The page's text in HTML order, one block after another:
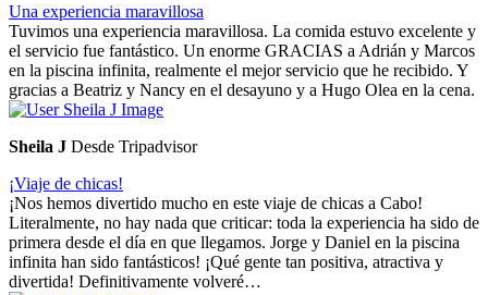
Una experiencia maravillosa
Tuvimos una experiencia maravillosa. La comida estuvo excelente y
el servicio fue fantástico. Un enorme GRACIAS a Adrián y Marcos
en la piscina infinita, realmente el mejor servicio que he recibido. Y
gracias a Beatriz y Nancy en el desayuno y a Hugo Olea en la cena.
Sheila J Desde Tripadvisor
¡Viaje de chicas!
¡Nos hemos divertido mucho en este viaje de chicas a Cabo!
Literalmente, no hay nada que criticar: toda la experiencia ha sido de
primera desde el día en que llegamos. Jorge y Daniel en la piscina
infinita han sido fantásticos! ¡Qué gente tan positiva, atractiva y
divertida! Definitivamente volveré…